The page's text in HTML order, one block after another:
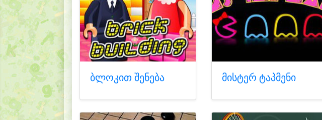
ბლოკით შენება მისტერ ტაპმენი